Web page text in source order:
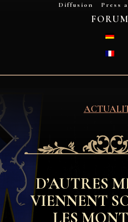
Diffusion Press
FORUM
D’AUTRES
VIENNENT
LES